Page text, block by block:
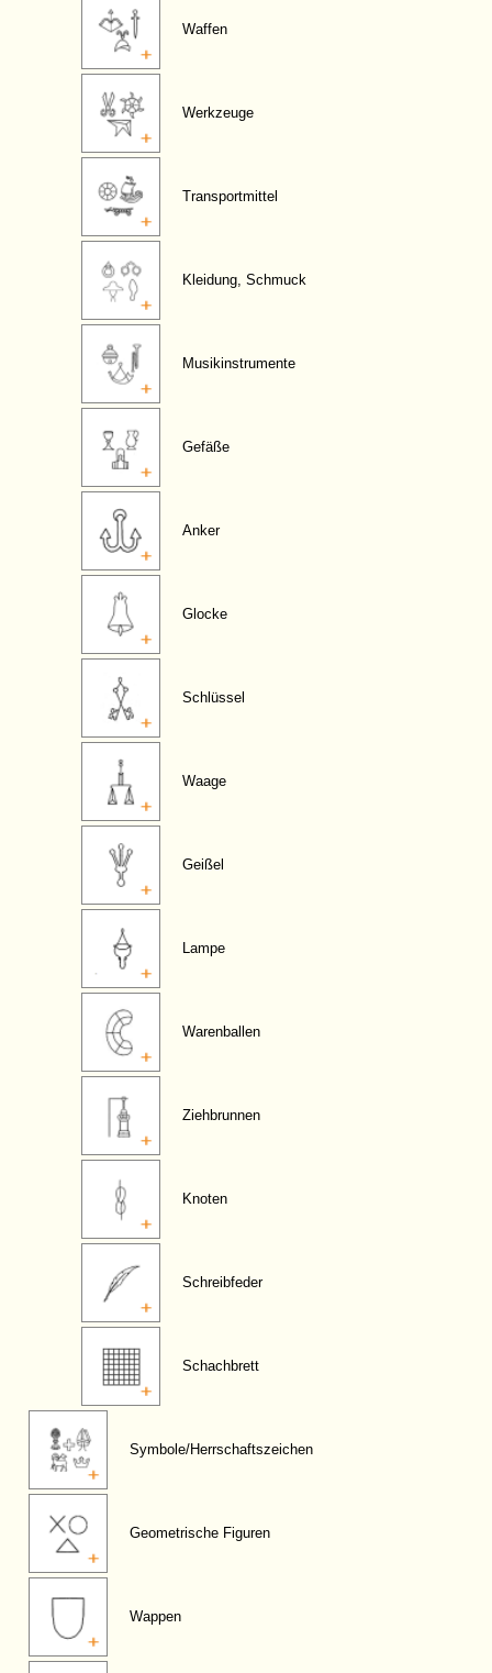
Waffen
Werkzeuge
Transportmittel
Kleidung, Schmuck
Musikinstrumente
Gefäße
Anker
Glocke
Schlüssel
Waage
Geißel
Lampe
Warenballen
Ziehbrunnen
Knoten
Schreibfeder
Schachbrett
Symbole/Herrschaftszeichen
Geometrische Figuren
Wappen